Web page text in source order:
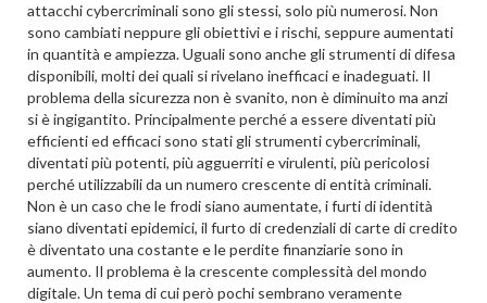
attacchi cybercriminali sono gli stessi, solo più numerosi. Non
sono cambiati neppure gli obiettivi e i rischi, seppure aumentati
in quantità e ampiezza. Uguali sono anche gli strumenti di difesa
disponibili, molti dei quali si rivelano inefficaci e inadeguati. Il
problema della sicurezza non è svanito, non è diminuito ma anzi
si è ingigantito. Principalmente perché a essere diventati più
efficienti ed efficaci sono stati gli strumenti cybercriminali,
diventati più potenti, più agguerriti e virulenti, più pericolosi
perché utilizzabili da un numero crescente di entità criminali.
Non è un caso che le frodi siano aumentate, i furti di identità
siano diventati epidemici, il furto di credenziali di carte di credito
è diventato una costante e le perdite finanziarie sono in
aumento. Il problema è la crescente complessità del mondo
digitale. Un tema di cui però pochi sembrano veramente